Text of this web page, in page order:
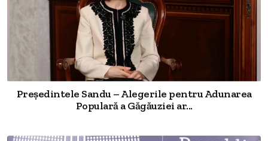
Președintele Sandu – Alegerile pentru Adunarea
Populară a Găgăuziei ar...